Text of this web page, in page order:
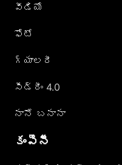
వీడియో
ఫోటో
గ్యాలరీ
సీడ్రీం 4.0
నానో బనానా
కంపెనీ